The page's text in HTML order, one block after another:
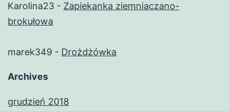
Karolina23 - Zapiekanka ziemniaczano-
brokułowa
marek349 - Drożdżówka
Archives
grudzień 2018